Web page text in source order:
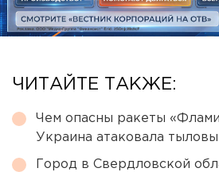
ЧИТАЙТЕ ТАКЖЕ:
Чем опасны ракеты
Украина атаковала
Город в Свердловской